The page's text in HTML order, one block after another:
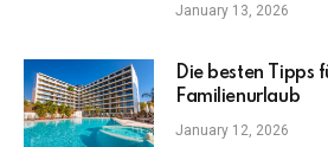
January 13, 2026
Die besten Tipps
Familienurlaub
January 12, 2026